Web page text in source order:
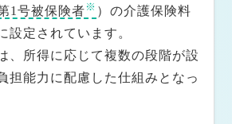
1号被保険者 ※ ）の介護保険料
設定されています。
、所得に応じて複数の段階が設
担能力に配慮した仕組みとなっ